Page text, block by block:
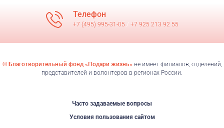
Телефон
+7 (495) 995-31-05 +7 925 213 92 55
© Благотворительный фонд «Подари жизнь»не имеет филиалов, отделений,
представителей и волонтеров в регионах России.
Часто задаваемые вопросы
Условия пользования сайтом